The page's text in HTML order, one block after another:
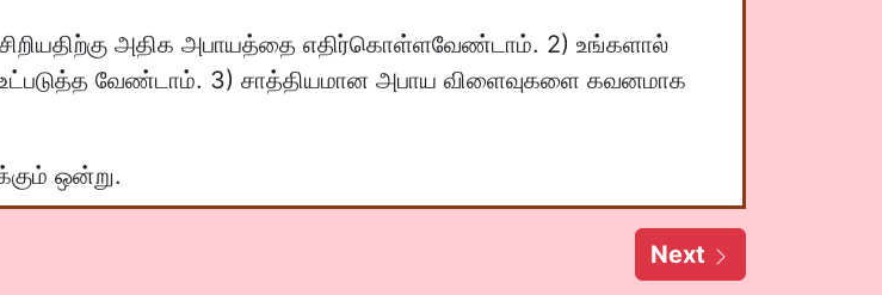
அதிக அபாயத்தை எதிர்கொள்ளவேண்டாம். 2) உங்களால்
வேண்டாம். 3) சாத்தியமான அபாய விளைவுகளை கவனமாக
ஒன்று.
Next